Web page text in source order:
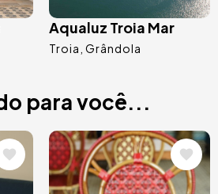
Aqualuz Troia Mar
Troia Grândola
para você...
Imagem